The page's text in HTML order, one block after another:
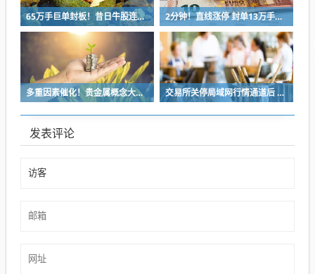
65万手巨单封板！昔日牛股连续2日跌停！发生了什么？ 2分钟！直线涨停 封单13万手！6G赛道集体拉升
多重因素催化！贵金属概念大涨 高盛重申坚定看多 交易所关停局域网行情通道后 市场最关注这六个变化带来的影响
发表评论